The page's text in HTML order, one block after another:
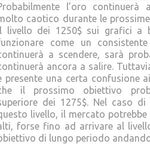
l’oro
caotico durante le
livello dei 1250$ sui grafici a
come un
a scendere, sarà
ancora a salire.
presente una certa confusione
il prossimo obiettivo
dei 1275$. Nel caso
livello, il mercato
forse fino ad arrivare al
di lungo periodo